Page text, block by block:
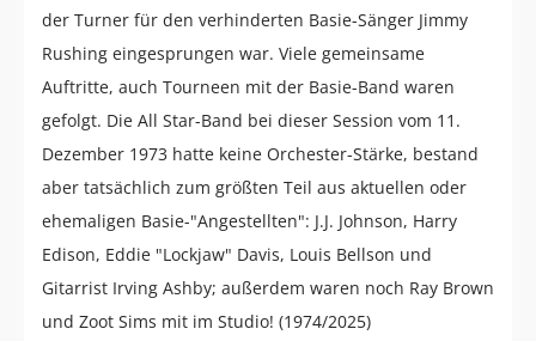
der Turner für den verhinderten Basie-Sänger Jimmy
Rushing eingesprungen war. Viele gemeinsame
Auftritte, auch Tourneen mit der Basie-Band waren
gefolgt. Die All Star-Band bei dieser Session vom 11.
Dezember 1973 hatte keine Orchester-Stärke, bestand
aber tatsächlich zum größten Teil aus aktuellen oder
ehemaligen Basie-"Angestellten": J.J. Johnson, Harry
Edison, Eddie "Lockjaw" Davis, Louis Bellson und
Gitarrist Irving Ashby; außerdem waren noch Ray Brown
und Zoot Sims mit im Studio! (1974/2025)